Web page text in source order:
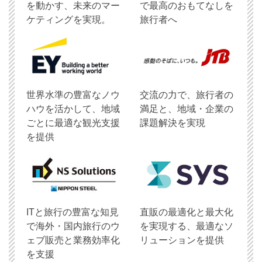
を動かす、未来のマー
ケティングを実現。
で最高のおもてなしを
旅行者へ
世界水準の豊富なノウ
ハウを活かして、地域
ごとに最適な観光支援
を提供
交流の力で、旅行者の
満足と、地域・企業の
課題解決を実現
ITと旅行の豊富な知見
で海外・国内旅行のウ
ェブ販売と業務効率化
を支援
直販の最適化と最大化
を実現する、最適なソ
リューションを提供